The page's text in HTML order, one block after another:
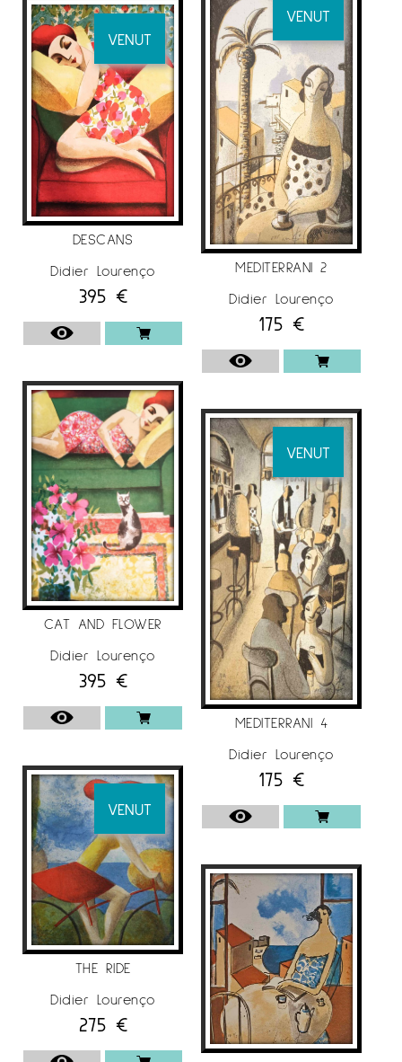
VENUT
DESCANS
Didier Lourenço
395 €
CAT AND FLOWER
Didier Lourenço
395 €
VENUT
THE RIDE
Didier Lourenço
275 €
VENUT
MEDITERRANI 2
Didier Lourenço
175 €
VENUT
MEDITERRANI 4
Didier Lourenço
175 €